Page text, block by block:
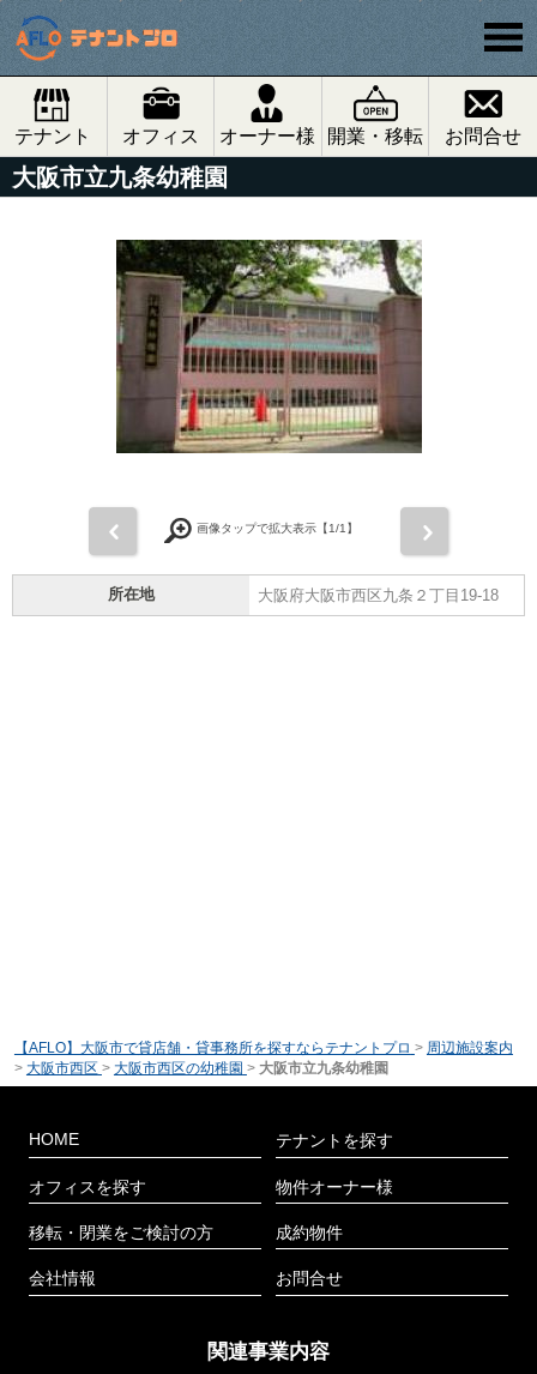
テナント オフィス オーナー様 開業・移転 お問合せ
大阪市立九条幼稚園
画像タップで拡大表示【1/1】
所在地 大阪府大阪市西区九条２丁目19-18
【AFLO】大阪市で貸店舗・貸事務所を探すならテナントプロ > 周辺施設案内
> 大阪市西区 > 大阪市西区の幼稚園 > 大阪市立九条幼稚園
HOME
オフィスを探す
移転・閉業をご検討の方
会社情報
テナントを探す
物件オーナー様
成約物件
お問合せ
関連事業内容